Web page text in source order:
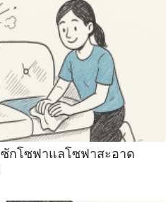
กโซฟาแลโซฟาสะอาด